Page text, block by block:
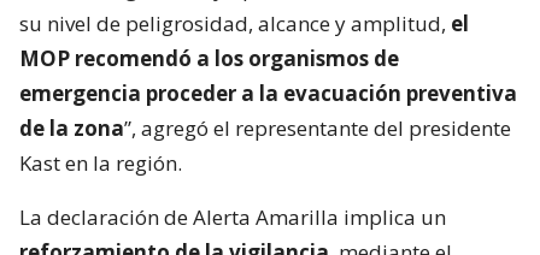
su nivel de peligrosidad, alcance y amplitud, el
MOP recomendó a los organismos de
emergencia proceder a la evacuación preventiva
de la zona”, agregó el representante del presidente
Kast en la región.
La declaración de Alerta Amarilla implica un